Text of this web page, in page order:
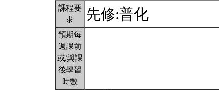
課程要
求
先修:普化
預期每
週課前
或/與課
後學習
時數